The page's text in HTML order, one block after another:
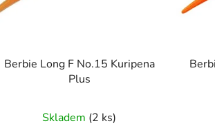
Berbie Long F No.15 Kuripena
Plus
Skladem (2 ks)